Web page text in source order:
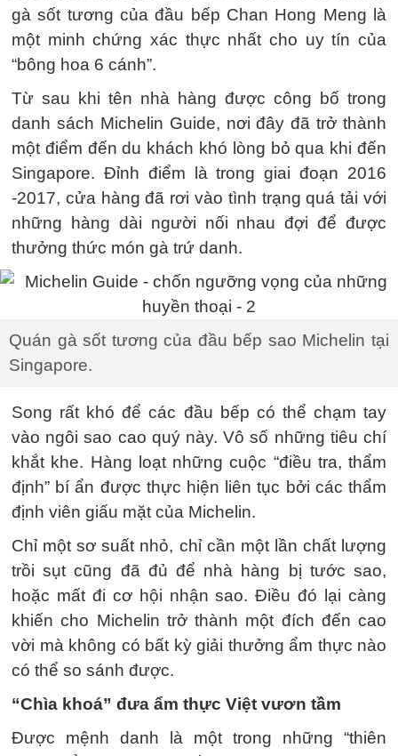
gà sốt tương của đầu bếp Chan Hong Meng là
một minh chứng xác thực nhất cho uy tín của
“bông hoa 6 cánh”.
Từ sau khi tên nhà hàng được công bố trong
danh sách Michelin Guide, nơi đây đã trở thành
một điểm đến du khách khó lòng bỏ qua khi đến
Singapore. Đỉnh điểm là trong giai đoạn 2016
-2017, cửa hàng đã rơi vào tình trạng quá tải với
những hàng dài người nối nhau đợi để được
thưởng thức món gà trứ danh.
Quán gà sốt tương của đầu bếp sao Michelin tại
Singapore.
Song rất khó để các đầu bếp có thể chạm tay
vào ngôi sao cao quý này. Vô số những tiêu chí
khắt khe. Hàng loạt những cuộc “điều tra, thẩm
định” bí ẩn được thực hiện liên tục bởi các thẩm
định viên giấu mặt của Michelin.
Chỉ một sơ suất nhỏ, chỉ cần một lần chất lượng
trồi sụt cũng đã đủ để nhà hàng bị tước sao,
hoặc mất đi cơ hội nhận sao. Điều đó lại càng
khiến cho Michelin trở thành một đích đến cao
vời mà không có bất kỳ giải thưởng ẩm thực nào
có thể so sánh được.
“Chìa khoá” đưa ẩm thực Việt vươn tầm
Được mệnh danh là một trong những “thiên